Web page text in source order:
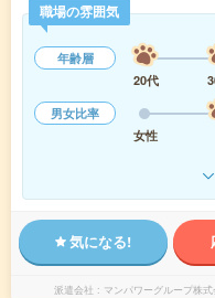
職場の雰囲気
年齢層
20代
男女比率
女性
気になる!
派遣会社 マンパワーグループ株